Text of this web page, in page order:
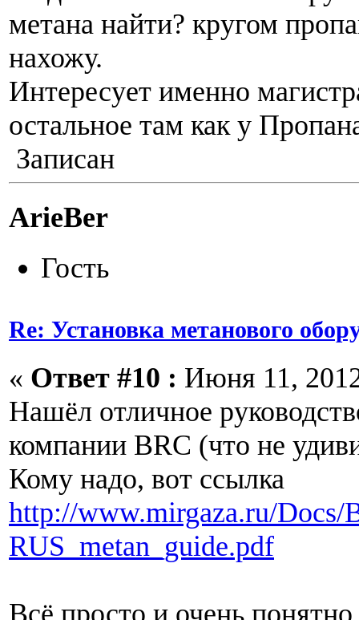
метана найти? кругом
нахожу.
Интересует именно
остальное там как у
Записан
ArieBer
Гость
Re: Установка метанового
« Ответ #10 : Июня 11,
Нашёл отличное
компании BRC (что не
Кому надо, вот ссылка
http://www.mirgaza.ru/Docs/
RUS_metan_guide.pdf
Всё просто и очень понятно.